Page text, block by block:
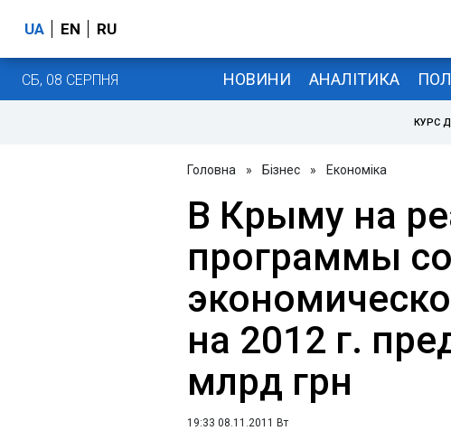
UA EN RU
СБ, 08 СЕРПНЯ НОВИНИ АНАЛІТИКА
КУРС
Головна » Бізнес » Економіка
В Крыму на
программы
на 2012 г.
млрд грн
19:33 08.11.2011 Вт